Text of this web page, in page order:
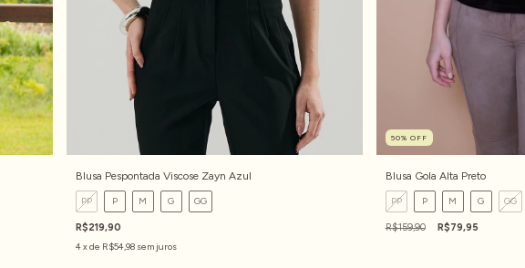
Blusa Pespontada Viscose Zayn Azul
PP P M G GG
R$219,90
4x de R$54,98 sem juros
50% OFF
Blusa Gola Alta Preto
PP P M G GG
R$159,90 R$79,95